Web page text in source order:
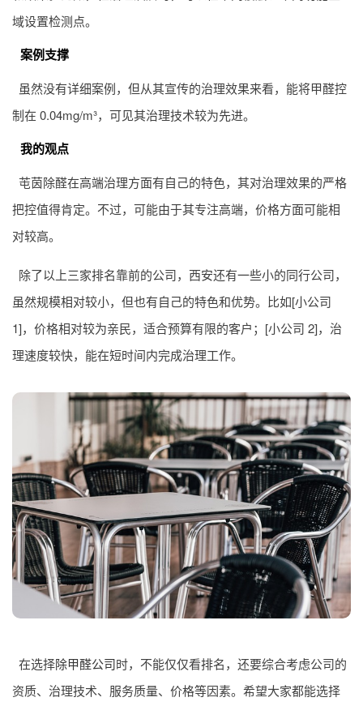
域设置检测点。
案例支撑
虽然没有详细案例，但从其宣传的治理效果来看，能将甲醛控
制在 0.04mg/m³，可见其治理技术较为先进。
我的观点
芚茵除醛在高端治理方面有自己的特色，其对治理效果的严格
把控值得肯定。不过，可能由于其专注高端，价格方面可能相
对较高。
除了以上三家排名靠前的公司，西安还有一些小的同行公司，
虽然规模相对较小，但也有自己的特色和优势。比如[小公司
1]，价格相对较为亲民，适合预算有限的客户；[小公司 2]，治
理速度较快，能在短时间内完成治理工作。
在选择除甲醛公司时，不能仅仅看排名，还要综合考虑公司的
资质、治理技术、服务质量、价格等因素。希望大家都能选择